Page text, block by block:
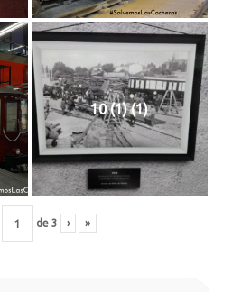
10 (1) (1)
de 3 › »